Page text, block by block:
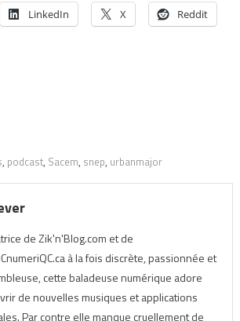
LinkedIn X Reddit
, podcast, Sacem, snep, urbanmajor
de Zik'n'Blog.com et de
à la fois discrète, passionnée et
cette baladeuse numérique adore
de nouvelles musiques et applications
Par contre elle manque cruellement de